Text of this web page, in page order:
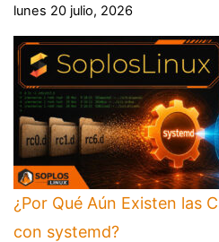
lunes 20 julio, 2026
¿Por Qué Aún Existen las
con systemd?